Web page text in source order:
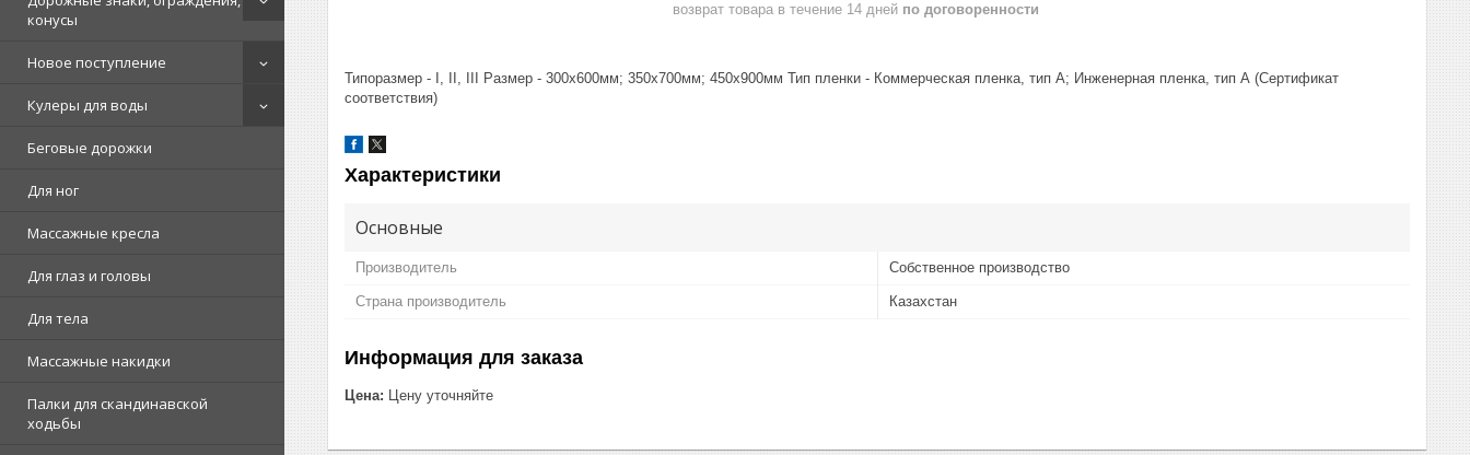
конусы
Новое поступление
Кулеры для воды
Беговые дорожки
Для ног
Массажные кресла
Для глаз и головы
Для тела
Массажные накидки
Палки для скандинавской
ходьбы
возврат товара в течение 14 дней по договоренности
Типоразмер - I, II, III Размер - 300х600мм; 350х700мм; 450х900мм Тип пленки - Коммерческая пленка, тип А; Инженерная пленка, тип А (Сертификат
соответствия)
Характеристики
Основные
Производитель Собственное производство
Страна производитель Казахстан
Информация для заказа
Цена: Цену уточняйте